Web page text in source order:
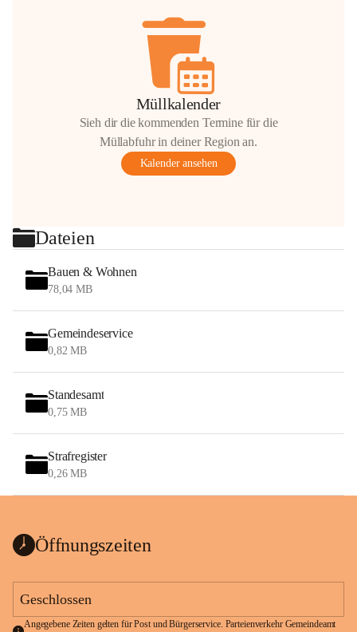
Müllkalender
Sieh dir die kommenden Termine für die
Müllabfuhr in deiner Region an.
Kalender ansehen
Dateien
Bauen & Wohnen
78,04 MB
Gemeindeservice
0,82 MB
Standesamt
0,75 MB
Strafregister
0,26 MB
Öffnungszeiten
Geschlossen
Angegebene Zeiten gelten für Post und Bürgerservice. Parteienverkehr Gemeindeamt